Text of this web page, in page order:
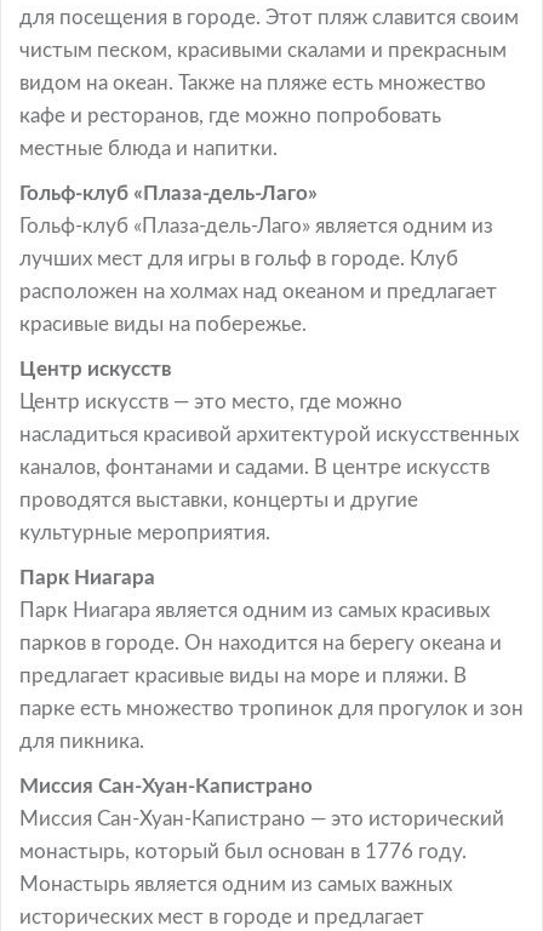
для посещения в городе. Этот пляж славится своим
чистым песком, красивыми скалами и прекрасным
видом на океан. Также на пляже есть множество
кафе и ресторанов, где можно попробовать
местные блюда и напитки.
Гольф-клуб «Плаза-дель-Лаго»
Гольф-клуб «Плаза-дель-Лаго» является одним из
лучших мест для игры в гольф в городе. Клуб
расположен на холмах над океаном и предлагает
красивые виды на побережье.
Центр искусств
Центр искусств — это место, где можно
насладиться красивой архитектурой искусственных
каналов, фонтанами и садами. В центре искусств
проводятся выставки, концерты и другие
культурные мероприятия.
Парк Ниагара
Парк Ниагара является одним из самых красивых
парков в городе. Он находится на берегу океана и
предлагает красивые виды на море и пляжи. В
парке есть множество тропинок для прогулок и зон
для пикника.
Миссия Сан-Хуан-Капистрано
Миссия Сан-Хуан-Капистрано — это исторический
монастырь, который был основан в 1776 году.
Монастырь является одним из самых важных
исторических мест в городе и предлагает